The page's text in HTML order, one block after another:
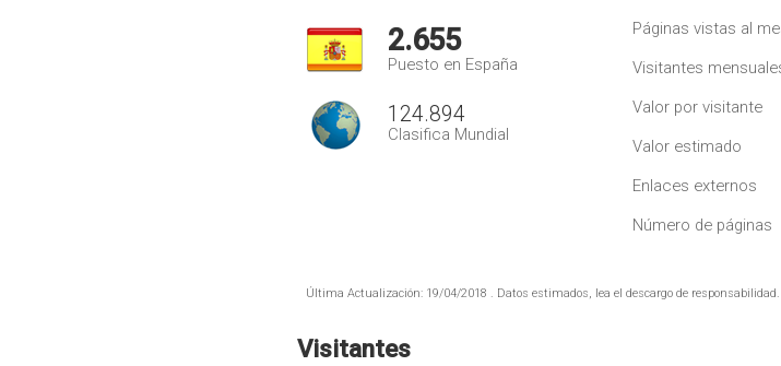
2.655
Puesto en España
124.894
Clasifica Mundial
Páginas vistas al
Visitantes
Valor por visitante
Valor estimado
Enlaces externos
Número de páginas
Última Actualización: 19/04/2018 . Datos estimados, lea el descargo de responsabilidad.
Visitantes